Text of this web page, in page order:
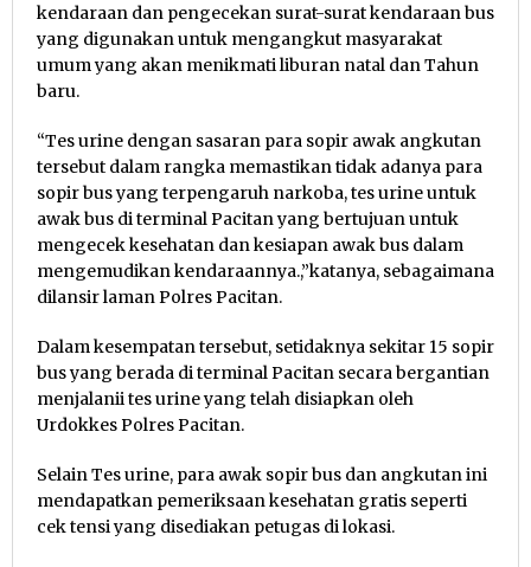
kendaraan dan pengecekan surat-surat kendaraan bus
yang digunakan untuk mengangkut masyarakat
umum yang akan menikmati liburan natal dan Tahun
baru.
“Tes urine dengan sasaran para sopir awak angkutan
tersebut dalam rangka memastikan tidak adanya para
sopir bus yang terpengaruh narkoba, tes urine untuk
awak bus di terminal Pacitan yang bertujuan untuk
mengecek kesehatan dan kesiapan awak bus dalam
mengemudikan kendaraannya.,”katanya, sebagaimana
dilansir laman Polres Pacitan.
Dalam kesempatan tersebut, setidaknya sekitar 15 sopir
bus yang berada di terminal Pacitan secara bergantian
menjalanii tes urine yang telah disiapkan oleh
Urdokkes Polres Pacitan.
Selain Tes urine, para awak sopir bus dan angkutan ini
mendapatkan pemeriksaan kesehatan gratis seperti
cek tensi yang disediakan petugas di lokasi.